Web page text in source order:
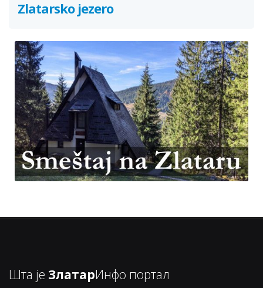
Zlatarsko jezero
Шта је ЗлатарИнфо портал